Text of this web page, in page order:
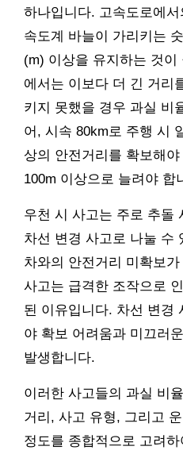
하나입니다. 고속도로에
속도계 바늘이 가리키는
(m) 이상을 유지하는 것이
에서는 이보다 더 긴 거리
키지 못했을 경우 과실 비
어, 시속 80km로 주행 시
상의 안전거리를 확보해
100m 이상으로 늘려야 합
우천 시 사고는 주로 추돌
차선 변경 사고로 나눌 수
차와의 안전거리 미확보
사고는 급격한 조작으로
된 이유입니다. 차선 변경
야 확보 어려움과 미끄러
발생합니다.
이러한 사고들의 과실 비
거리, 사고 유형, 그리고
정도를 종합적으로 고려